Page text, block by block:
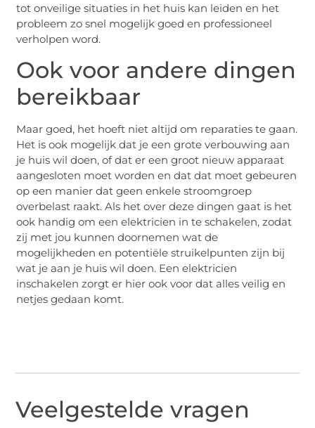
tot onveilige situaties in het huis kan leiden en het
probleem zo snel mogelijk goed en professioneel
verholpen word.
Ook voor andere dingen
bereikbaar
Maar goed, het hoeft niet altijd om reparaties te gaan.
Het is ook mogelijk dat je een grote verbouwing aan
je huis wil doen, of dat er een groot nieuw apparaat
aangesloten moet worden en dat dat moet gebeuren
op een manier dat geen enkele stroomgroep
overbelast raakt. Als het over deze dingen gaat is het
ook handig om een elektricien in te schakelen, zodat
zij met jou kunnen doornemen wat de
mogelijkheden en potentiële struikelpunten zijn bij
wat je aan je huis wil doen. Een elektricien
inschakelen zorgt er hier ook voor dat alles veilig en
netjes gedaan komt.
Veelgestelde vragen